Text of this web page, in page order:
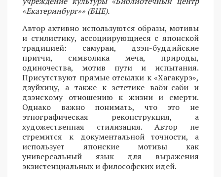
«Екатеринбург»» (БЦЕ).
Автор активно используются образы, мотивы
и стилистику, ассоциирующиеся с японской
традицией: самураи, дзэн-буддийские
притчи, символика меча, природы,
одиночества, мотив пути и испытания.
Присутствуют прямые отсылки к «Хагакурэ»,
дзуйхицу, а также к эстетике ваби-саби и
дзэнскому отношению к жизни и смерти.
Однако важно понимать, что это не
этнографическая реконструкция, а
художественная стилизация. Автор не
стремится к документальной точности, а
использует японские мотивы как
универсальный язык для выражения
экзистенциальных и философских идей.